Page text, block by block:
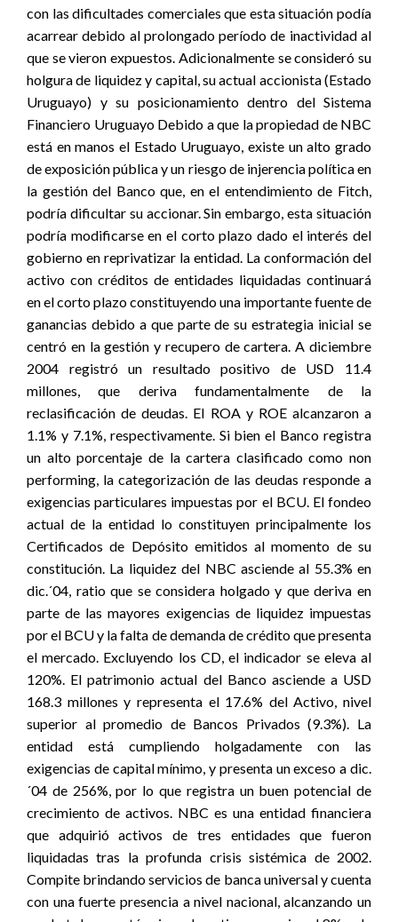
con las dificultades comerciales que esta situación podía
acarrear debido al prolongado período de inactividad al
que se vieron expuestos. Adicionalmente se consideró su
holgura de liquidez y capital, su actual accionista (Estado
Uruguayo) y su posicionamiento dentro del Sistema
Financiero Uruguayo Debido a que la propiedad de NBC
está en manos el Estado Uruguayo, existe un alto grado
de exposición pública y un riesgo de injerencia política en
la gestión del Banco que, en el entendimiento de Fitch,
podría dificultar su accionar. Sin embargo, esta situación
podría modificarse en el corto plazo dado el interés del
gobierno en reprivatizar la entidad. La conformación del
activo con créditos de entidades liquidadas continuará
en el corto plazo constituyendo una importante fuente de
ganancias debido a que parte de su estrategia inicial se
centró en la gestión y recupero de cartera. A diciembre
2004 registró un resultado positivo de USD 11.4
millones, que deriva fundamentalmente de la
reclasificación de deudas. El ROA y ROE alcanzaron a
1.1% y 7.1%, respectivamente. Si bien el Banco registra
un alto porcentaje de la cartera clasificado como non
performing, la categorización de las deudas responde a
exigencias particulares impuestas por el BCU. El fondeo
actual de la entidad lo constituyen principalmente los
Certificados de Depósito emitidos al momento de su
constitución. La liquidez del NBC asciende al 55.3% en
dic.´04, ratio que se considera holgado y que deriva en
parte de las mayores exigencias de liquidez impuestas
por el BCU y la falta de demanda de crédito que presenta
el mercado. Excluyendo los CD, el indicador se eleva al
120%. El patrimonio actual del Banco asciende a USD
168.3 millones y representa el 17.6% del Activo, nivel
superior al promedio de Bancos Privados (9.3%). La
entidad está cumpliendo holgadamente con las
exigencias de capital mínimo, y presenta un exceso a dic.
´04 de 256%, por lo que registra un buen potencial de
crecimiento de activos. NBC es una entidad financiera
que adquirió activos de tres entidades que fueron
liquidadas tras la profunda crisis sistémica de 2002.
Compite brindando servicios de banca universal y cuenta
con una fuerte presencia a nivel nacional, alcanzando un